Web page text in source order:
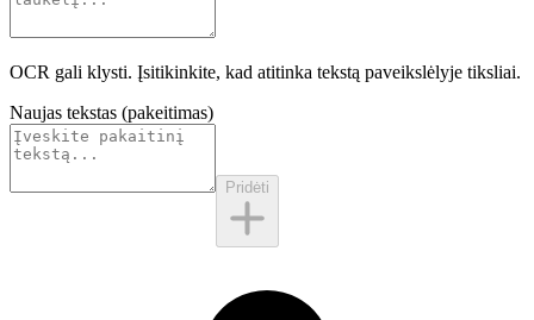
OCR gali klysti. Įsitikinkite, kad atitinka tekstą paveikslėlyje tiksliai.
Naujas tekstas (pakeitimas)
Pridėti